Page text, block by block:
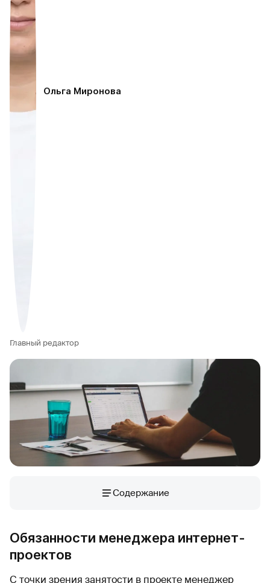
Ольга Миронова
Главный редактор
Содержание
Обязанности менеджера интернет-
проектов
С точки зрения занятости в проекте менеджер